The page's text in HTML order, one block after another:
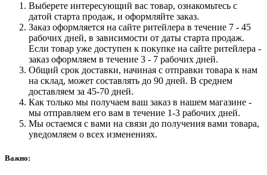
Выберете интересующий вас товар, ознакомьтесь с
датой старта продаж, и оформляйте заказ.
Заказ оформляется на сайте ритейлера в течение 7 - 45
рабочих дней, в зависимости от даты старта продаж.
Если товар уже доступен к покупке на сайте ритейлера -
заказ оформляем в течение 3 - 7 рабочих дней.
Общий срок доставки, начиная с отправки товара к нам
на склад, может составлять до 90 дней. В среднем
доставляем за 45-70 дней.
Как только мы получаем ваш заказ в нашем магазине -
мы отправляем его вам в течение 1-3 рабочих дней.
Мы остаемся с вами на связи до получения вами товара,
уведомляем о всех изменениях.
Важно: